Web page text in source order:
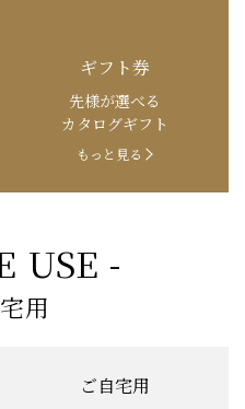
ギフト券
先様が選べる
カタログギフト
もっと見る
USE -
用
ご自宅用